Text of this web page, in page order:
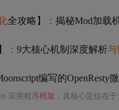
全攻略】 ： 揭秘Mod加载
： 9大核心机制深度解析与
编写的OpenResty
应用程序框架 ，其核心定位在